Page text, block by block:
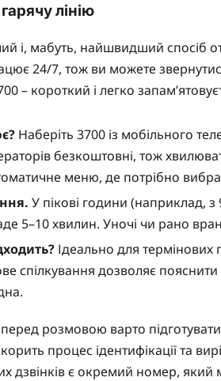
лінію
і, мабуть, найшвидший спосіб
24/7, тож ви можете
– короткий і легко
Наберіть 3700 із мобільного
безкоштовні, тож
меню, де потрібно
У пікові години (наприклад, з
5–10 хвилин. Уночі чи рано
Ідеально для термінових
спілкування дозволяє
розмовою варто
процес ідентифікації та
дзвінків є окремий номер, який